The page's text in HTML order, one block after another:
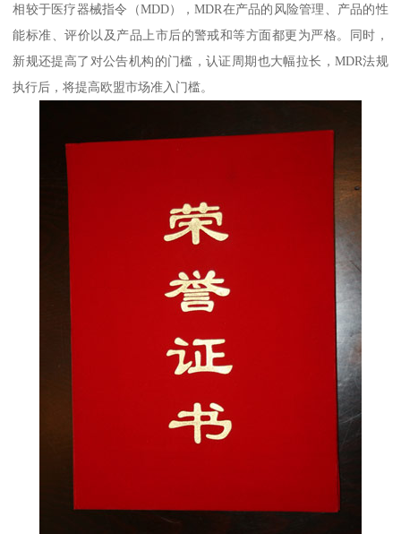
相较于医疗器械指令（MDD），MDR在产品的风险管理、产品的性
能标准、评价以及产品上市后的警戒和等方面都更为严格。同时，
新规还提高了对公告机构的门槛，认证周期也大幅拉长，MDR法规
执行后，将提高欧盟市场准入门槛。